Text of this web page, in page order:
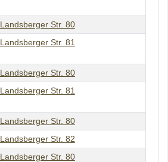
Landsberger Str. 80
Landsberger Str. 81
Landsberger Str. 80
Landsberger Str. 81
Landsberger Str. 80
Landsberger Str. 82
Landsberger Str. 80